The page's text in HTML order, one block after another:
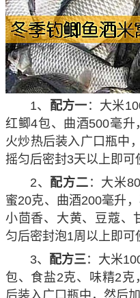
1、 配方一 ：大米
红鲫4包、曲酒500毫
火炒热后装入广口瓶中
摇匀后密封3天以上即可
2、 配方二 ：大米
蜜20克、曲酒200毫升
小茴香、大黄、豆蔻、
匀后密封泡1周以上即可
3、 配方三：大米
包、食盐2克、味精2克
后装入广口瓶中，然后